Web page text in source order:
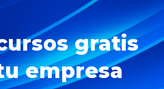
gratis
empresa